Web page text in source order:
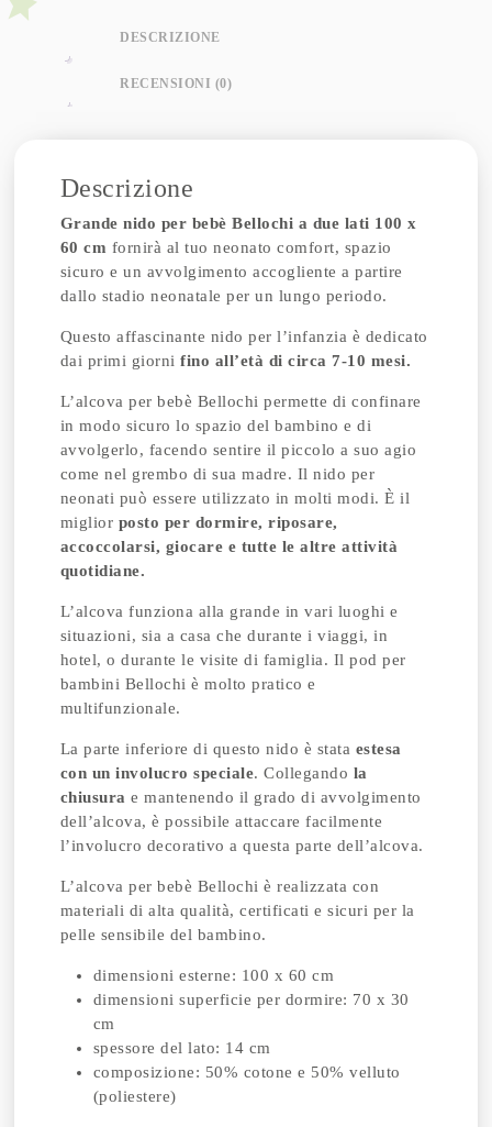
DESCRIZIONE
RECENSIONI (0)
Descrizione
Grande nido per bebè Bellochi a due lati 100 x
60 cm fornirà al tuo neonato comfort, spazio
sicuro e un avvolgimento accogliente a partire
dallo stadio neonatale per un lungo periodo.
Questo affascinante nido per l’infanzia è dedicato
dai primi giornifino all’età di circa 7-10 mesi.
L’alcova per bebè Bellochi permette di confinare
in modo sicuro lo spazio del bambino e di
avvolgerlo, facendo sentire il piccolo a suo agio
come nel grembo di sua madre. Il nido per
neonati può essere utilizzato in molti modi. È il
miglior posto per dormire, riposare,
accoccolarsi, giocare e tutte le altre attività
quotidiane.
L’alcova funziona alla grande in vari luoghi e
situazioni, sia a casa che durante i viaggi, in
hotel, o durante le visite di famiglia. Il pod per
bambini Bellochi è molto pratico e
multifunzionale.
La parte inferiore di questo nido è stata estesa
con un involucro speciale. Collegando la
chiusura e mantenendo il grado di avvolgimento
dell’alcova, è possibile attaccare facilmente
l’involucro decorativo a questa parte dell’alcova.
L’alcova per bebè Bellochi è realizzata con
materiali di alta qualità, certificati e sicuri per la
pelle sensibile del bambino.
dimensioni esterne: 100 x 60 cm
dimensioni superficie per dormire: 70 x 30
cm
spessore del lato: 14 cm
composizione: 50% cotone e 50% velluto
(poliestere)